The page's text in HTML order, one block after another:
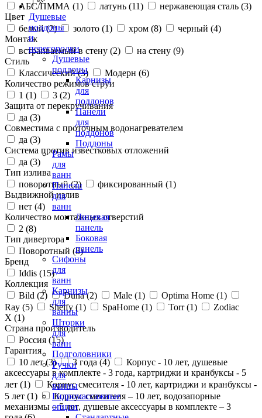
Душевые
поддоны
и
перегородки
Душевые
поддоны
Карнизы
для
поддонов
Панели
для
поддонов
Поддоны
Рамы
для
ванн
Панели
для
ванн
Лицевая
панель
Боковая
панель
Сифоны
для
ванн
Карнизы
для
ванны
Шторки
для
ванн
Подголовники
Ручки
для
ванны
Гидромассажные
опции
АБС/ПММА (1) латунь (11) нержавеющая сталь (3)
Цвет
белый (2) золото (1) хром (8) черный (4)
Монтаж
встраиваемый в стену (2) на стену (9)
Стиль
Классический (3) Модерн (6)
Количество режимов струи
1 (1) 3 (2)
Защита от перекручивания
да (3)
Совместима с проточным водонагревателем
да (3)
Система против известковых отложений
да (3)
Тип излива
поворотный (2) фиксированный (1)
Выдвижной излив
нет (4)
Количество монтажных отверстий
2 (8)
Тип дивертора
Поворотный (8)
Бренд
Iddis (15)
Коллекция
Bild (2) Duna (2) Male (1) Optima Home (1)
Ray (5) Shelfy (1) SpaHome (1) Torr (1)
Zodiac
X (1)
Страна производитель
Россия (15)
Гарантия
10 лет (3) 3 года (4)
Корпус - 10 лет, душевые
аксессуары в комплекте - 3 года, картриджи и кранбуксы - 5
лет (1)
Корпус смесителя - 10 лет, картриджи и кранбуксы -
5 лет (1)
Корпус смесителя – 10 лет, водозапорные
механизмы – 5 лет, душевые аксессуары в комплекте – 3